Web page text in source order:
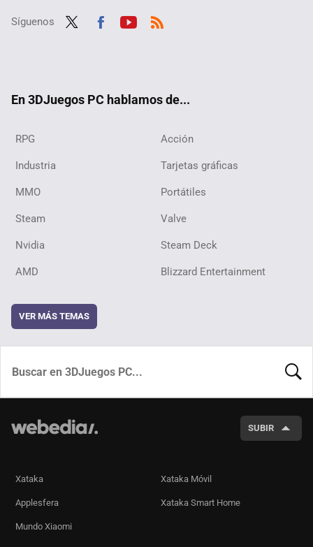
Síguenos
En 3DJuegos PC hablamos de...
RPG Acción
Industria Tarjetas gráficas
MMO Portátiles
Steam Valve
Nvidia Steam Deck
AMD Blizzard Entertainment
VER MÁS TEMAS
SUBIR
Xataka Xataka Móvil
Applesfera Xataka Smart Home
Mundo Xiaomi